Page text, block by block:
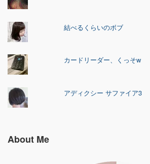
結べるくらいのボブ
カードリーダー、くっそw
アディクシー サファイア3
About Me